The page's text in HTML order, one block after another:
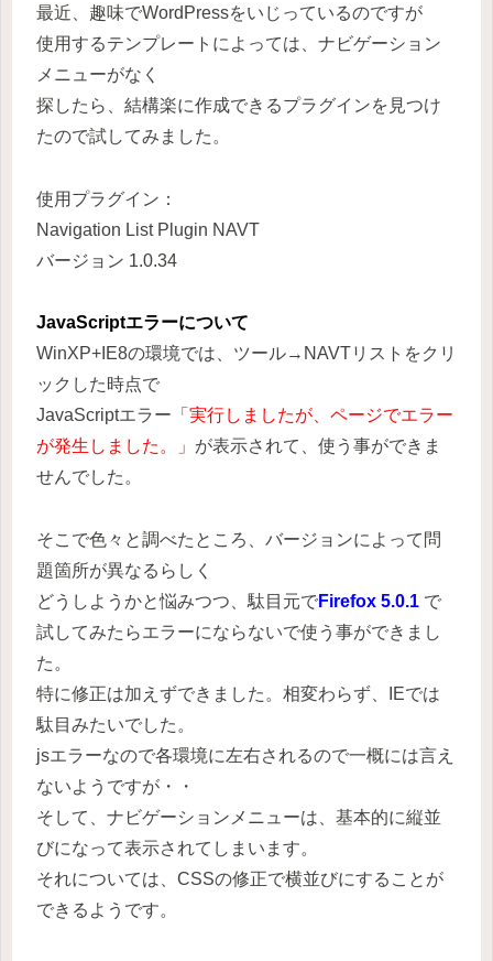
最近、趣味でWordPressをいじっているのですが
使用するテンプレートによっては、ナビゲーション
メニューがなく
探したら、結構楽に作成できるプラグインを見つけ
たので試してみました。
使用プラグイン：
Navigation List Plugin NAVT
バージョン 1.0.34
JavaScriptエラーについて
WinXP+IE8の環境では、ツール→NAVTリストをクリ
ックした時点で
JavaScriptエラー 「実行しましたが、ページでエラー
が発生しました。」 が表示されて、使う事ができま
せんでした。
そこで色々と調べたところ、バージョンによって問
題箇所が異なるらしく
どうしようかと悩みつつ、駄目元でFirefox 5.0.1 で
試してみたらエラーにならないで使う事ができまし
た。
特に修正は加えずできました。相変わらず、IEでは
駄目みたいでした。
jsエラーなので各環境に左右されるので一概には言え
ないようですが・・
そして、ナビゲーションメニューは、基本的に縦並
びになって表示されてしまいます。
それについては、CSSの修正で横並びにすることが
できるようです。